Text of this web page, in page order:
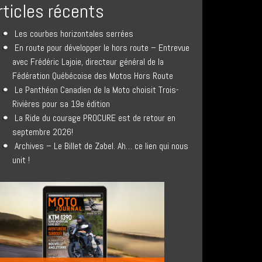
récents
Les courbes horizontales serrées
En route pour développer le hors route – Entrevue
avec Frédéric Lajoie, directeur général de la
Fédération Québécoise des Motos Hors Route
Le Panthéon Canadien de la Moto choisit Trois-
Rivières pour sa 19e édition
La Ride du courage PROCURE est de retour en
septembre 2026!
Archives – Le Billet de Zabel. Ah… ce lien qui nous
unit !